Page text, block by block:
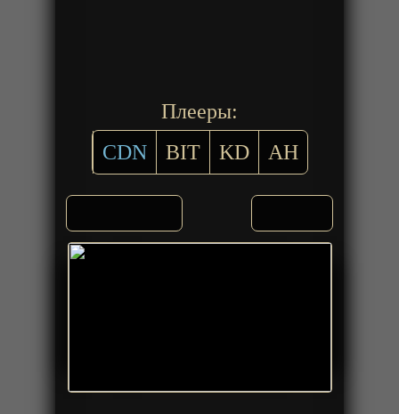
Плееры:
CDN
BIT KD AH